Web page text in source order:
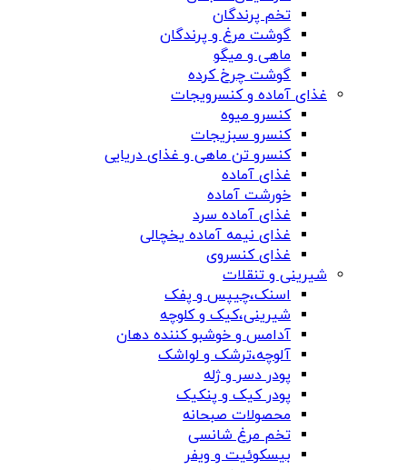
تخم پرندگان
گوشت مرغ و پرندگان
ماهی و میگو
گوشت چرخ کرده
غذای آماده و کنسرویجات
کنسرو میوه
کنسرو سبزیجات
کنسرو تن ماهی و غذای دریایی
غذای آماده
خورشت آماده
غذای آماده سرد
غذای نیمه آماده یخچالی
غذای کنسروی
شیرینی و تنقلات
اسنک،چیپس و پفک
شیرینی،کیک و کلوچه
آدامس و خوشبو کننده دهان
آلوچه،ترشک و لواشک
پودر دسر و ژله
پودر کیک و پنکیک
محصولات صبحانه
تخم مرغ شانسی
بیسکوئیت و ویفر